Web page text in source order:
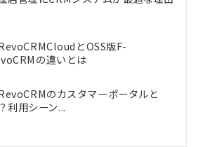
とOSS版F-
の違いとは
のカスタマーポータルと
利用シーン...